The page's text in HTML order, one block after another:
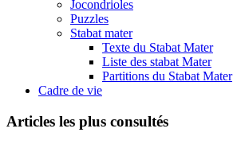
Jocondrioles
Puzzles
Stabat mater
Texte du Stabat Mater
Liste des stabat Mater
Partitions du Stabat Mater
Cadre de vie
Articles les plus consultés